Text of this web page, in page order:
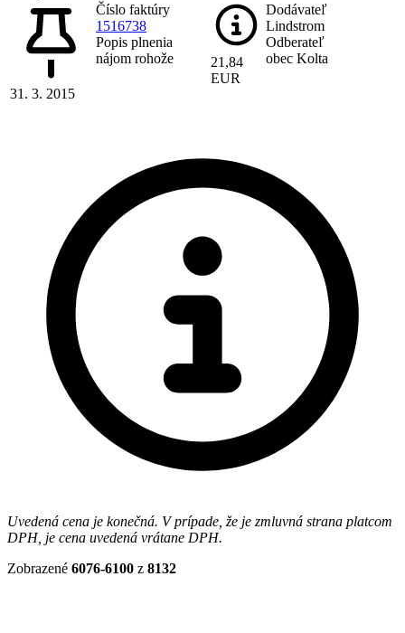
31. 3. 2015
Číslo faktúry
1516738
Popis plnenia
nájom rohože
21,84
EUR
Dodávateľ
Lindstrom
Odberateľ
obec Kolta
Uvedená cena je konečná. V prípade, že je zmluvná strana platcom
DPH, je cena uvedená vrátane DPH.
Zobrazené 6076-6100 z 8132